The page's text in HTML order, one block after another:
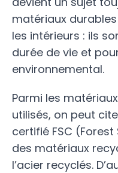
matériaux
les intérieurs : ils
durée de vie et
environnemental.
Parmi les
utilisés, on peut
certifié FSC
des matériaux
l’acier recyclés.